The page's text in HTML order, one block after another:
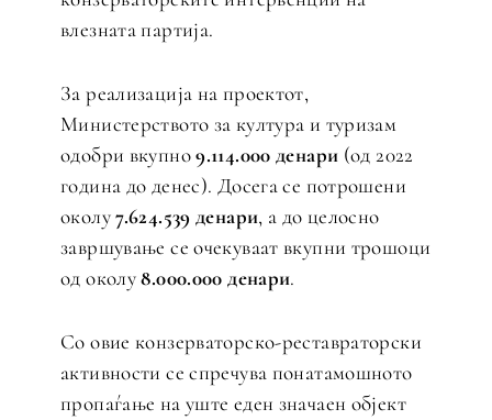
влезната партија.
За реализација на проектот,
Министерството за култура и туризам
одобри вкупно9.114.000 денари (од 2022
година до денес). Досега се потрошени
околу7.624.539 денари, а до целосно
завршување се очекуваат вкупни трошоци
од околу8.000.000 денари.
Со овие конзерваторско-реставраторски
активности се спречува понатамошното
пропаѓање на уште еден значаен објект